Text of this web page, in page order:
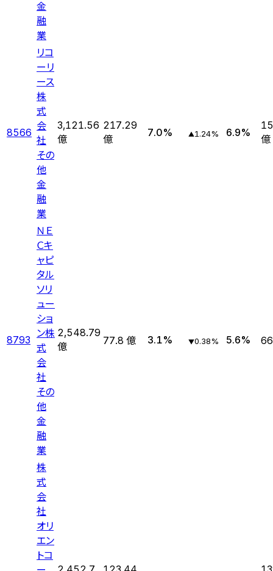
金
融
業
8566
リコ
ーリ
ース
株
式
会
社
その
他
金
融
業
3,121.56
億
217.29
億
7.0% ▲1.24% 6.9%
億
8793
ＮＥ
Ｃキ
ャピ
タル
ソリ
ュー
ショ
ン株
式
会
社
その
他
金
融
業
2,548.79
億
77.8 億 3.1% ▼0.38% 5.6%
株
式
会
社
オリ
エン
トコ